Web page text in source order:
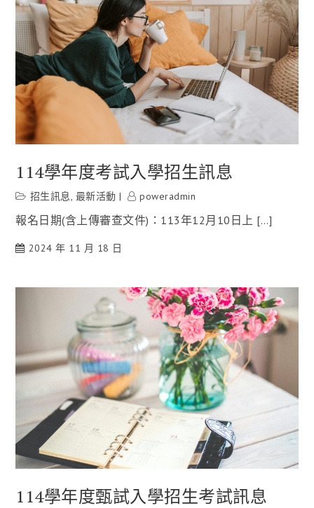
114學年度考試入學招生訊息
招生訊息, 最新活動 poweradmin
報名日期(含上傳審查文件)：113年12月10日上 […]
2024 年 11 月 18 日
114學年度甄試入學招生考試訊息